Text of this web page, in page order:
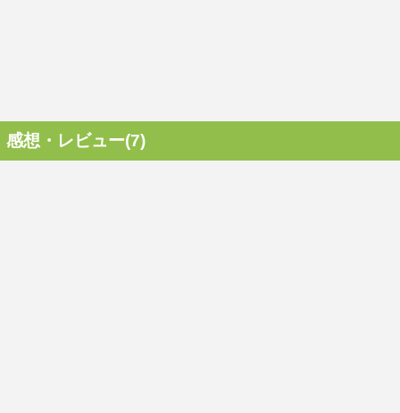
感想・レビュー(7)